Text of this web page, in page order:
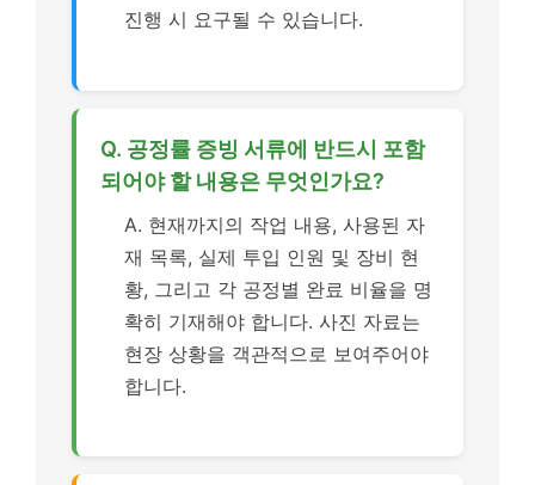
진행 시 요구될 수 있습니다.
Q. 공정률 증빙 서류에 반드시 포함
되어야 할 내용은 무엇인가요?
A. 현재까지의 작업 내용, 사용된 자
재 목록, 실제 투입 인원 및 장비 현
황, 그리고 각 공정별 완료 비율을 명
확히 기재해야 합니다. 사진 자료는
현장 상황을 객관적으로 보여주어야
합니다.